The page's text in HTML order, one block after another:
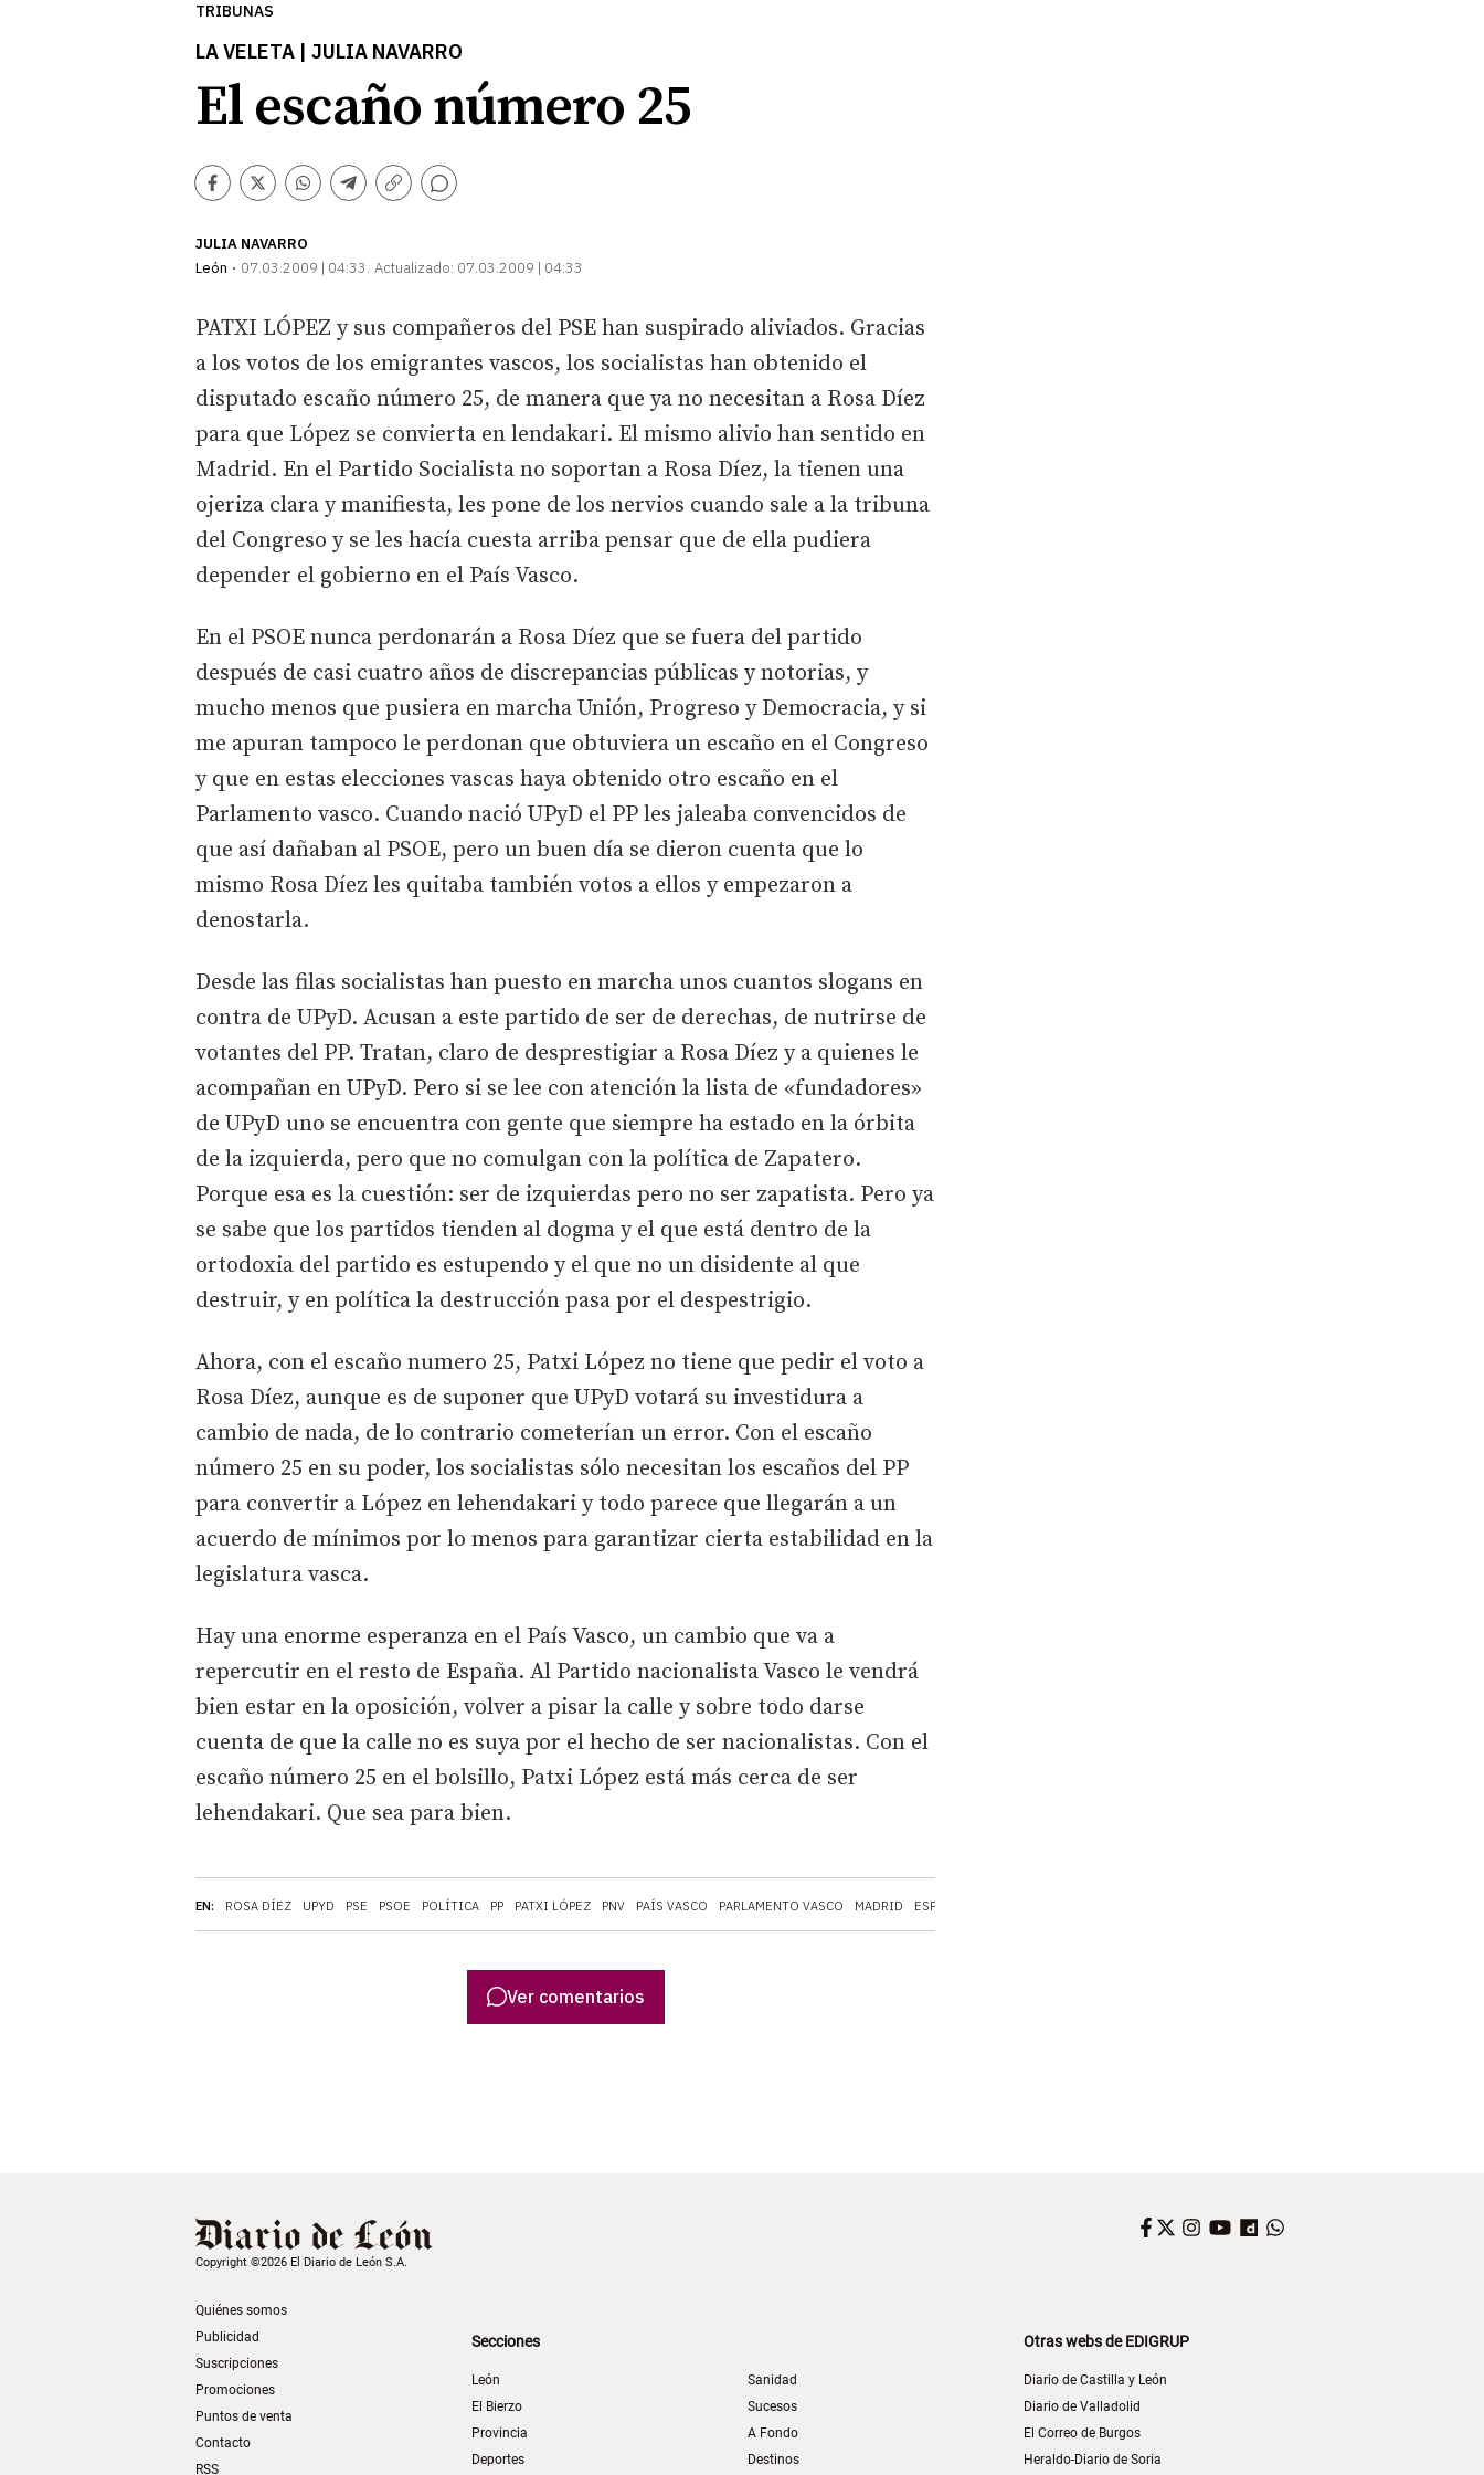
TRIBUNAS
LA VELETA | JULIA NAVARRO
El escaño número 25
Facebook
TwitterWhatsapp
Telegram
Copiar
Comentarios
JULIA NAVARRO
León
07.03.2009 | 04:33 Actualizado: 07.03.2009 | 04:33
EN: ROSA DÍEZ UPYD PSE PSOE POLÍTICA PP PATXI LÓPEZ PNV PAÍS VASCO PARLAMENTO VASCO MADRID ESPAÑA
PATXI LÓPEZ y sus compañeros del PSE han suspirado aliviados. Gracias
a los votos de los emigrantes vascos, los socialistas han obtenido el
disputado escaño número 25, de manera que ya no necesitan a Rosa Díez
para que López se convierta en lendakari. El mismo alivio han sentido en
Madrid. En el Partido Socialista no soportan a Rosa Díez, la tienen una
ojeriza clara y manifiesta, les pone de los nervios cuando sale a la tribuna
del Congreso y se les hacía cuesta arriba pensar que de ella pudiera
depender el gobierno en el País Vasco.
En el PSOE nunca perdonarán a Rosa Díez que se fuera del partido
después de casi cuatro años de discrepancias públicas y notorias, y
mucho menos que pusiera en marcha Unión, Progreso y Democracia, y si
me apuran tampoco le perdonan que obtuviera un escaño en el Congreso
y que en estas elecciones vascas haya obtenido otro escaño en el
Parlamento vasco. Cuando nació UPyD el PP les jaleaba convencidos de
que así dañaban al PSOE, pero un buen día se dieron cuenta que lo
mismo Rosa Díez les quitaba también votos a ellos y empezaron a
denostarla.
Desde las filas socialistas han puesto en marcha unos cuantos slogans en
contra de UPyD. Acusan a este partido de ser de derechas, de nutrirse de
votantes del PP. Tratan, claro de desprestigiar a Rosa Díez y a quienes le
acompañan en UPyD. Pero si se lee con atención la lista de «fundadores»
de UPyD uno se encuentra con gente que siempre ha estado en la órbita
de la izquierda, pero que no comulgan con la política de Zapatero.
Porque esa es la cuestión: ser de izquierdas pero no ser zapatista. Pero ya
se sabe que los partidos tienden al dogma y el que está dentro de la
ortodoxia del partido es estupendo y el que no un disidente al que
destruir, y en política la destrucción pasa por el despestrigio.
Ahora, con el escaño numero 25, Patxi López no tiene que pedir el voto a
Rosa Díez, aunque es de suponer que UPyD votará su investidura a
cambio de nada, de lo contrario cometerían un error. Con el escaño
número 25 en su poder, los socialistas sólo necesitan los escaños del PP
para convertir a López en lehendakari y todo parece que llegarán a un
acuerdo de mínimos por lo menos para garantizar cierta estabilidad en la
legislatura vasca.
Hay una enorme esperanza en el País Vasco, un cambio que va a
repercutir en el resto de España. Al Partido nacionalista Vasco le vendrá
bien estar en la oposición, volver a pisar la calle y sobre todo darse
cuenta de que la calle no es suya por el hecho de ser nacionalistas. Con el
escaño número 25 en el bolsillo, Patxi López está más cerca de ser
lehendakari. Que sea para bien.
Ver comentarios
Copyright ©2026 El Diario de León S.A.
Quiénes somos
Publicidad
Suscripciones
Promociones
Puntos de venta
Contacto
RSS
Facebook
Twitter
Instagram
YouTube
Dailymotion
Secciones
León
El Bierzo
Provincia
Deportes
Sanidad
Sucesos
A Fondo
Destinos
Otras webs de EDIGRUP
Diario de Castilla y León
Diario de Valladolid
El Correo de Burgos
Heraldo-Diario de Soria